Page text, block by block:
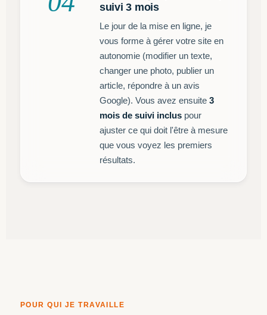
suivi 3 mois
Le jour de la mise en ligne, je
vous forme à gérer votre site en
autonomie (modifier un texte,
changer une photo, publier un
article, répondre à un avis
Google). Vous avez ensuite 3
mois de suivi inclus pour
ajuster ce qui doit l'être à mesure
que vous voyez les premiers
résultats.
POUR QUI JE TRAVAILLE